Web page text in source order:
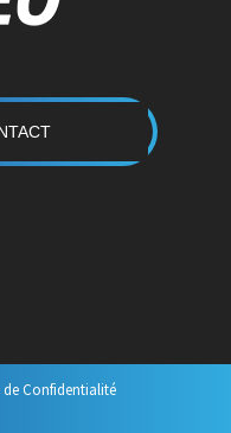
Confidentialité